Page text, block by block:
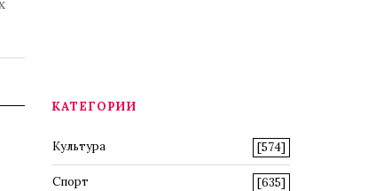
КАТЕГОРИИ
Культура [574]
Спорт [635]